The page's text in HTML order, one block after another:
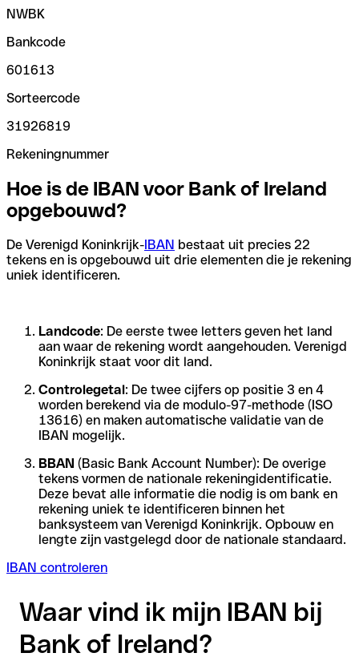
NWBK
Bankcode
601613
Sorteercode
31926819
Rekeningnummer
Hoe is de IBAN voor Bank of Ireland
opgebouwd?
De Verenigd Koninkrijk-IBAN bestaat uit precies 22
tekens en is opgebouwd uit drie elementen die je rekening
uniek identificeren.
Landcode: De eerste twee letters geven het land
aan waar de rekening wordt aangehouden. Verenigd
Koninkrijk staat voor dit land.
Controlegetal: De twee cijfers op positie 3 en 4
worden berekend via de modulo-97-methode (ISO
13616) en maken automatische validatie van de
IBAN mogelijk.
BBAN (Basic Bank Account Number): De overige
tekens vormen de nationale rekeningidentificatie.
Deze bevat alle informatie die nodig is om bank en
rekening uniek te identificeren binnen het
banksysteem van Verenigd Koninkrijk. Opbouw en
lengte zijn vastgelegd door de nationale standaard.
IBAN controleren
Waar vind ik mijn IBAN bij
Bank of Ireland?